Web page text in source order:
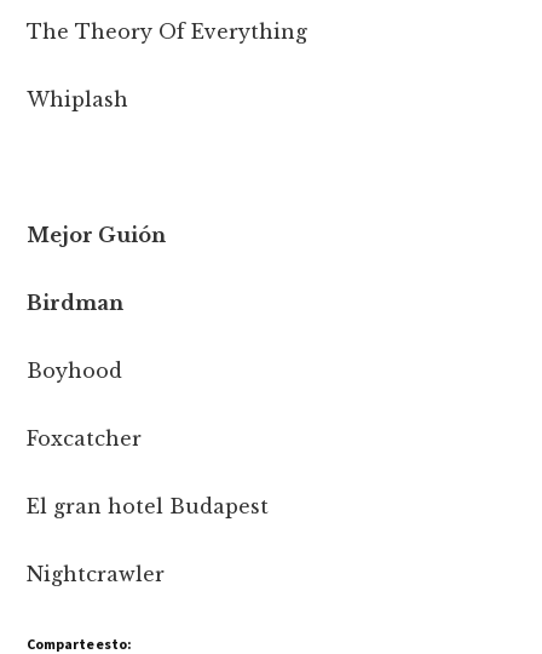
The Theory Of Everything
Whiplash
Mejor Guión
Birdman
Boyhood
Foxcatcher
El gran hotel Budapest
Nightcrawler
Comparte esto: